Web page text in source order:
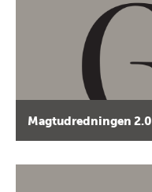
Magtudredningen 2.0